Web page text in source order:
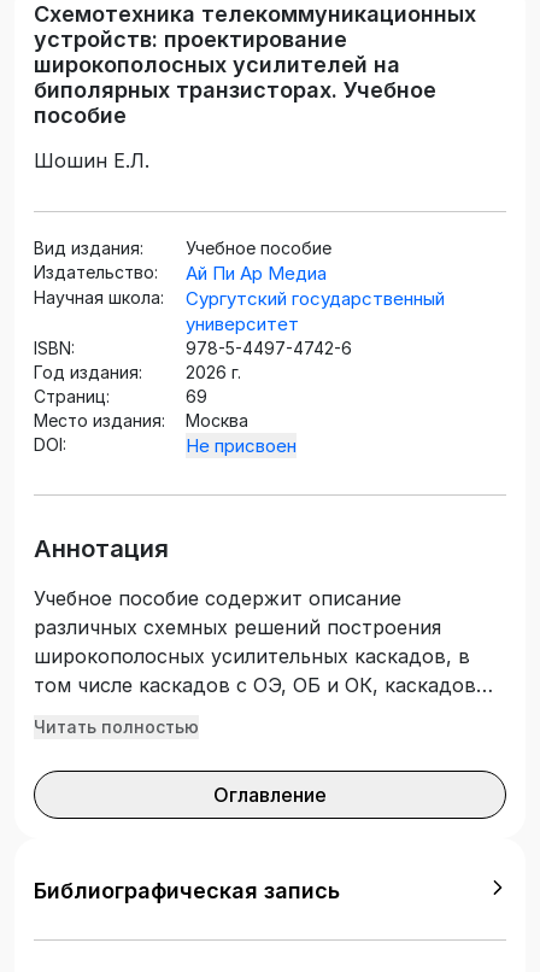
Схемотехника телекоммуникационных
устройств: проектирование
широкополосных усилителей на
биполярных транзисторах. Учебное
пособие
Шошин Е.Л.
Вид издания:
Учебное пособие
Издательство:
Ай Пи Ар Медиа
Научная школа:
Сургутский государственный
университет
ISBN:
978-5-4497-4742-6
Год издания:
2026 г.
Страниц:
69
Место издания:
Москва
DOI:
Не присвоен
Аннотация
Учебное пособие содержит описание
различных схемных решений построения
широкополосных усилительных каскадов, в
том числе каскадов с ОЭ, ОБ и ОК, каскадов
высокочастотной коррекции, согласованных
четырехполюсными корректирующими цепями.
Приводятся формулы для расчета
граничных частот, параметров входных и
термостабилизации усилительных каскадов на
Читать полностью
Оглавление
Библиографическая запись